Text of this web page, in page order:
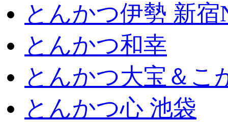
とんかつ伊勢 新宿
とんかつ和幸
とんかつ大宝＆こ
とんかつ心 池袋